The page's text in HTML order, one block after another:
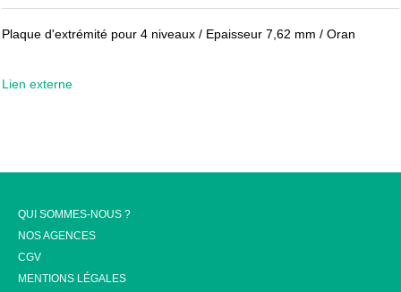
Plaque d'extrémité pour 4 niveaux / Epaisseur 7,62 mm / Oran
Lien externe
QUI SOMMES-NOUS ?
NOS AGENCES
CGV
MENTIONS LÉGALES